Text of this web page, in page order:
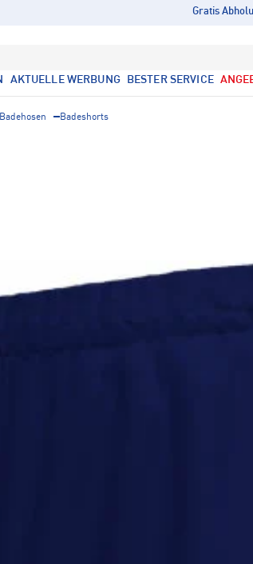
Gratis
AKTUELLE WERBUNG BESTER SERVICE
Badehosen Badeshorts